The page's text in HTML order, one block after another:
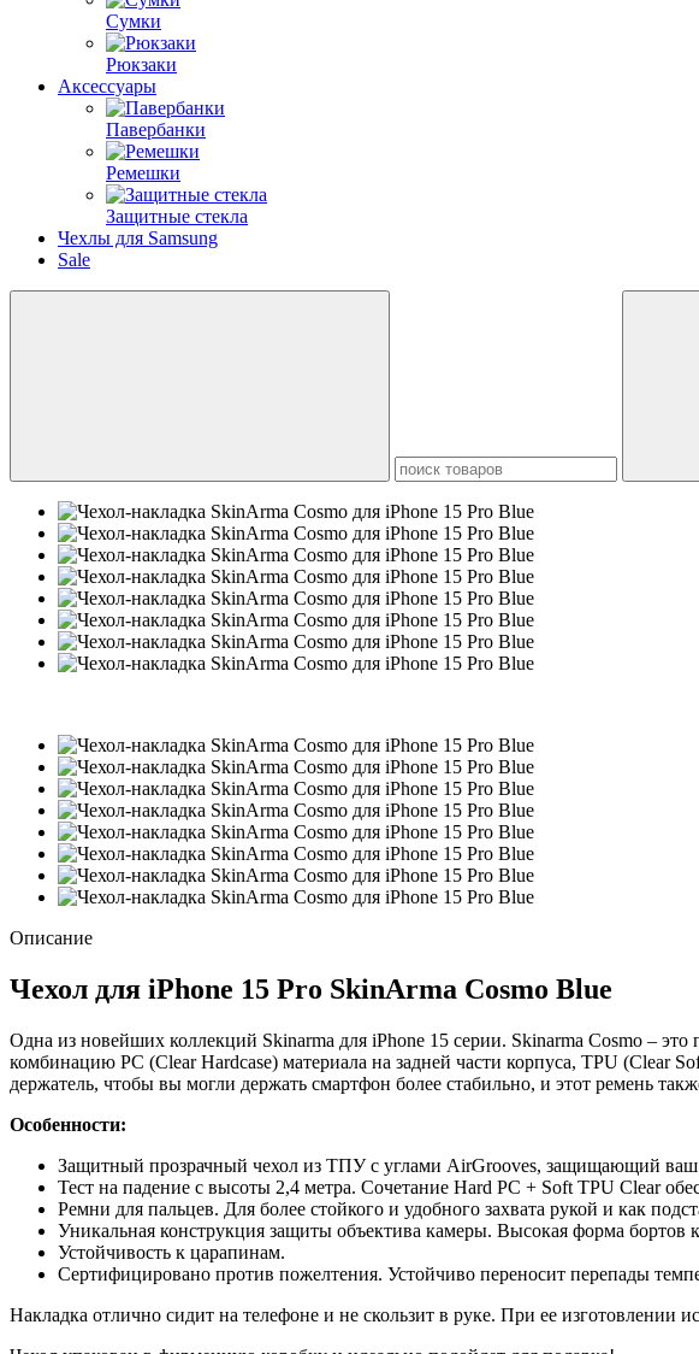
Сумки
Рюкзаки
Аксессуары
Павербанки
Ремешки
Защитные стекла
Чехлы для Samsung
Sale
Описание
Чехол для iPhone 15 Pro SkinArma Cosmo Blue
Одна из новейших коллекций Skinarma для iPhone 15 серии. Skinarma Cosmo –
комбинацию PC (Clear Hardcase) материала на задней части корпуса, TPU (Clear
держатель, чтобы вы могли держать смартфон более стабильно, и этот ремень
Особенности:
Защитный прозрачный чехол из ТПУ с углами AirGrooves, защищающий ваш
Тест на падение с высоты 2,4 метра. Сочетание Hard PC + Soft TPU Clear
Ремни для пальцев. Для более стойкого и удобного захвата рукой и как
Уникальная конструкция защиты объектива камеры. Высокая форма
Устойчивость к царапинам.
Сертифицировано против пожелтения. Устойчиво переносит перепады
Накладка отлично сидит на телефоне и не скользит в руке. При ее